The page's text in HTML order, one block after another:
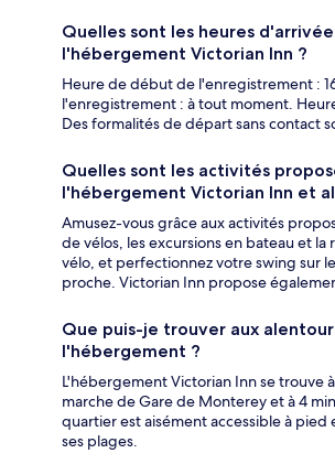
Quelles sont les heures
l'hébergement Victorian Inn ?
Heure de début de l'enregistrement :
l'enregistrement : à tout moment.
Des formalités de départ sans contact
Quelles sont les activités
l'hébergement Victorian Inn et
Amusez-vous grâce aux activités
de vélos, les excursions en bateau et la
vélo, et perfectionnez votre swing sur
proche. Victorian Inn propose
Que puis-je trouver aux
l'hébergement ?
L'hébergement Victorian Inn se trouve
marche de Gare de Monterey et à 4
quartier est aisément accessible à
ses plages.